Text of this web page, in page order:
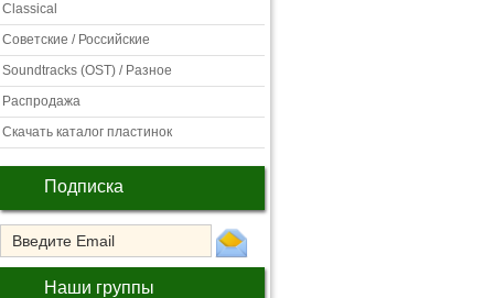
Classical
Советские / Российские
Soundtracks (OST) / Разное
Распродажа
Скачать каталог пластинок
Подписка
Наши группы